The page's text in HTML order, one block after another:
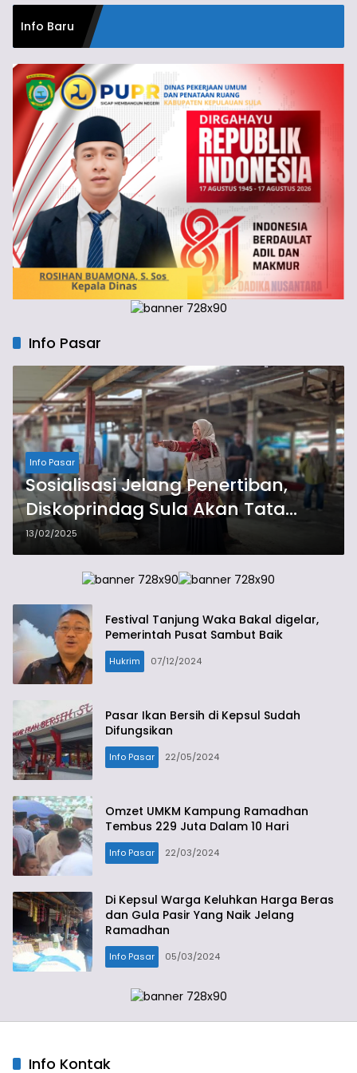
Info Baru
Info Pasar
Info Pasar
Sosialisasi Jelang Penertiban,
Diskoprindag Sula Akan Tata
Pedagang
13/02/2025
Festival Tanjung Waka Bakal digelar,
Pemerintah Pusat Sambut Baik
Hukrim 07/12/2024
Pasar Ikan Bersih di Kepsul Sudah
Difungsikan
Info Pasar 22/05/2024
Omzet UMKM Kampung Ramadhan
Tembus 229 Juta Dalam 10 Hari
Info Pasar 22/03/2024
Di Kepsul Warga Keluhkan Harga Beras
dan Gula Pasir Yang Naik Jelang
Ramadhan
Info Pasar 05/03/2024
Info Kontak